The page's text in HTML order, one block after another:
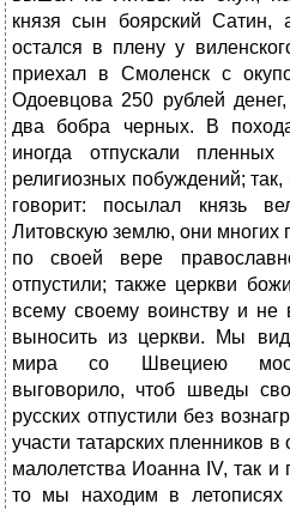
князя сын боярский Сатин,
остался в плену у
приехал в Смоленск с
Одоевцова 250 рублей
два бобра черных. В
иногда отпускали
религиозных побуждений;
говорит: посылал князь
Литовскую землю, они многих
по своей вере
отпустили; также церкви
всему своему воинству и не
выносить из церкви. Мы
мира со Швециею
выговорило, чтоб шведы
русских отпустили без
участи татарских пленников
малолетства Иоанна IV, так и
то мы находим в летописях